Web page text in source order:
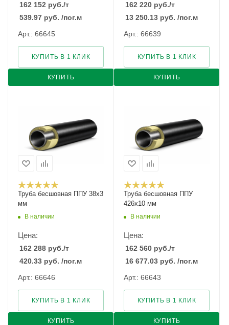
162 152 руб./т
539.97 руб. /пог.м
Арт.: 66645
КУПИТЬ
КУПИТЬ В 1 КЛИК
162 220 руб./т
13 250.13 руб. /пог.м
Арт.: 66639
КУПИТЬ
КУПИТЬ В 1 КЛИК
Труба бесшовная ППУ 38х3
мм
В наличии
Цена:
162 288 руб./т
420.33 руб. /пог.м
Арт.: 66646
КУПИТЬ
КУПИТЬ В 1 КЛИК
Труба бесшовная ППУ
426х10 мм
В наличии
Цена:
162 560 руб./т
16 677.03 руб. /пог.м
Арт.: 66643
КУПИТЬ
КУПИТЬ В 1 КЛИК